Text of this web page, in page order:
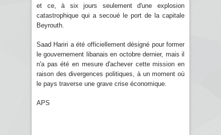
et ce, à six jours seulement d'une explosion
catastrophique qui a secoué le port de la capitale
Beyrouth.
Saad Hariri a été officiellement désigné pour former
le gouvernement libanais en octobre dernier, mais il
n'a pas été en mesure d'achever cette mission en
raison des divergences politiques, à un moment où
le pays traverse une grave crise économique.
APS